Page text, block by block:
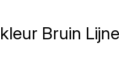
Bruin